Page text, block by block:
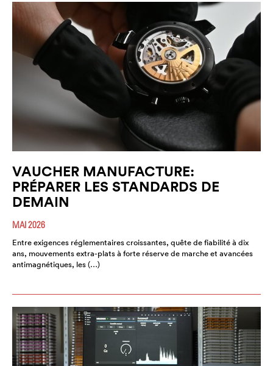
VAUCHER MANUFACTURE:
PRÉPARER LES STANDARDS DE
DEMAIN
MAI 2026
Entre exigences réglementaires croissantes, quête de fiabilité à dix
ans, mouvements extra-plats à forte réserve de marche et avancées
antimagnétiques, les (…)